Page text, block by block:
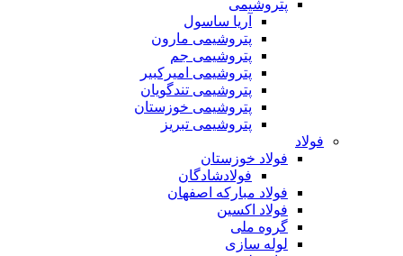
پتروشیمی
آریا ساسول
پتروشیمی مارون
پتروشیمی جم
پتروشیمی امیرکبیر
پتروشیمی تندگویان
پتروشیمی خوزستان
پتروشیمی تبریز
فولاد
فولاد خوزستان
فولادشادگان
فولاد مبارکه اصفهان
فولاد اکسین
گروه ملی
لوله سازی